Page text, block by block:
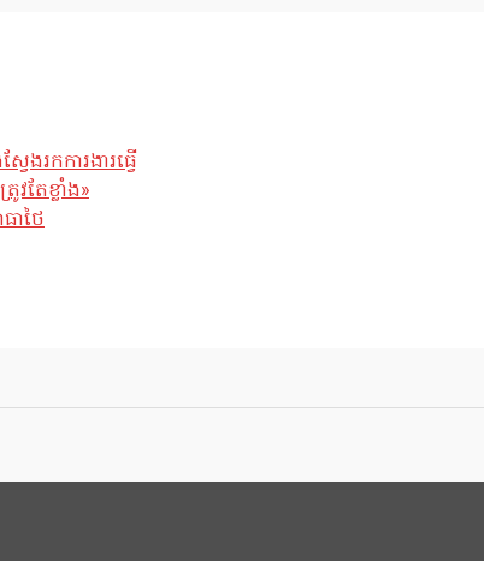
រកការងារធ្វើ
វតែខ្លាំង»
ាថៃ